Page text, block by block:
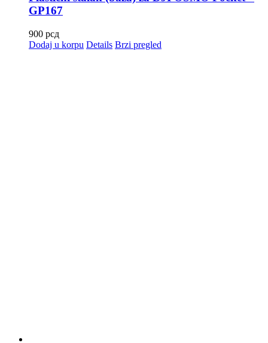
GP167
900 рсд
Dodaj u korpu Details Brzi pregled